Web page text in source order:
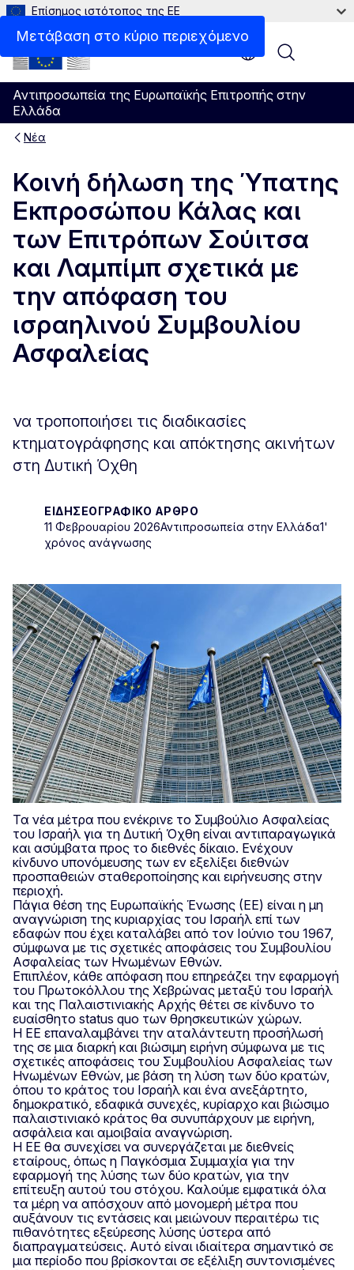
Μετάβαση στο κύριο περιεχόμενο
Επίσημος ιστότοπος της ΕΕ
Αντιπροσωπεία της Ευρωπαϊκής Επιτροπής στην
Ελλάδα
Menu
Νέα
Κοινή δήλωση της Ύπατης
Εκπροσώπου Κάλας και
των Επιτρόπων Σούιτσα
και Λαμπίμπ σχετικά με
την απόφαση του
ισραηλινού Συμβουλίου
Ασφαλείας
να τροποποιήσει τις διαδικασίες
κτηματογράφησης και απόκτησης ακινήτων
στη Δυτική Όχθη
ΕΙΔΗΣΕΟΓΡΑΦΙΚΌ ΆΡΘΡΟ
11 Φεβρουαρίου 2026Αντιπροσωπεία στην Ελλάδα1'
χρόνος ανάγνωσης
Τα νέα μέτρα που ενέκρινε το Συμβούλιο Ασφαλείας
του Ισραήλ για τη Δυτική Όχθη είναι αντιπαραγωγικά
και ασύμβατα προς το διεθνές δίκαιο. Ενέχουν
κίνδυνο υπονόμευσης των εν εξελίξει διεθνών
προσπαθειών σταθεροποίησης και ειρήνευσης στην
περιοχή.
Πάγια θέση της Ευρωπαϊκής Ένωσης (ΕΕ) είναι η μη
αναγνώριση της κυριαρχίας του Ισραήλ επί των
εδαφών που έχει καταλάβει από τον Ιούνιο του 1967,
σύμφωνα με τις σχετικές αποφάσεις του Συμβουλίου
Ασφαλείας των Ηνωμένων Εθνών.
Επιπλέον, κάθε απόφαση που επηρεάζει την εφαρμογή
του Πρωτοκόλλου της Χεβρώνας μεταξύ του Ισραήλ
και της Παλαιστινιακής Αρχής θέτει σε κίνδυνο το
ευαίσθητο status quo των θρησκευτικών χώρων.
Η ΕΕ επαναλαμβάνει την αταλάντευτη προσήλωσή
της σε μια διαρκή και βιώσιμη ειρήνη σύμφωνα με τις
σχετικές αποφάσεις του Συμβουλίου Ασφαλείας των
Ηνωμένων Εθνών, με βάση τη λύση των δύο κρατών,
όπου το κράτος του Ισραήλ και ένα ανεξάρτητο,
δημοκρατικό, εδαφικά συνεχές, κυρίαρχο και βιώσιμο
παλαιστινιακό κράτος θα συνυπάρχουν με ειρήνη,
ασφάλεια και αμοιβαία αναγνώριση.
Η ΕΕ θα συνεχίσει να συνεργάζεται με διεθνείς
εταίρους, όπως η Παγκόσμια Συμμαχία για την
εφαρμογή της λύσης των δύο κρατών, για την
επίτευξη αυτού του στόχου. Καλούμε εμφατικά όλα
τα μέρη να απόσχουν από μονομερή μέτρα που
αυξάνουν τις εντάσεις και μειώνουν περαιτέρω τις
πιθανότητες εξεύρεσης λύσης ύστερα από
διαπραγματεύσεις. Αυτό είναι ιδιαίτερα σημαντικό σε
μια περίοδο που βρίσκονται σε εξέλιξη συντονισμένες